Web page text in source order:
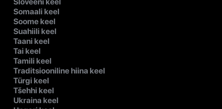
Somaali keel
Soome keel
Suahiili keel
Taani keel
Tai keel
Tamili keel
Traditsiooniline hiina keel
Türgi keel
Tšehhi keel
Ukraina keel